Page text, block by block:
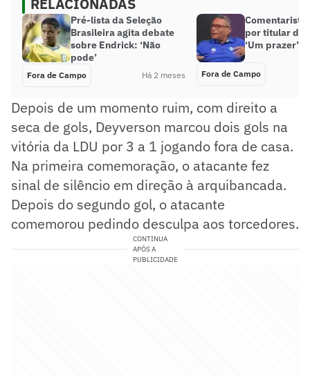
Pré-lista da Seleção
Brasileira agita debate
sobre Endrick: ‘Não
pode’
Fora de Campo Há 2 meses
Comentarista
por titular do
‘Um prazer’
Fora de Campo
Depois de um momento ruim, com direito a
seca de gols, Deyverson marcou dois gols na
vitória da LDU por 3 a 1 jogando fora de casa.
Na primeira comemoração, o atacante fez
sinal de silêncio em direção à arquibancada.
Depois do segundo gol, o atacante
comemorou pedindo desculpa aos torcedores.
CONTINUA
APÓS A
PUBLICIDADE